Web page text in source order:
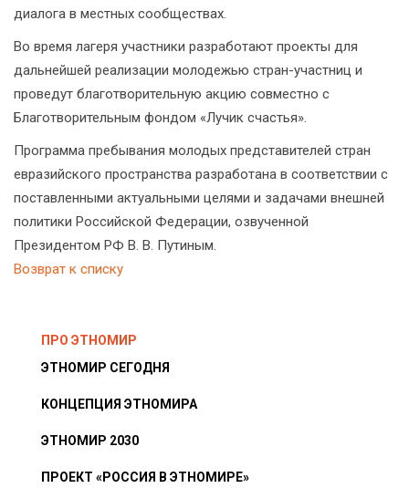
диалога в местных сообществах.
Во время лагеря участники разработают проекты для
дальнейшей реализации молодежью стран-участниц и
проведут благотворительную акцию совместно с
Благотворительным фондом «Лучик счастья».
Программа пребывания молодых представителей стран
евразийского пространства разработана в соответствии с
поставленными актуальными целями и задачами внешней
политики Российской Федерации, озвученной
Президентом РФ В. В. Путиным.
Возврат к списку
ПРО ЭТНОМИР
ЭТНОМИР СЕГОДНЯ
КОНЦЕПЦИЯ ЭТНОМИРА
ЭТНОМИР 2030
ПРОЕКТ «РОССИЯ В ЭТНОМИРЕ»